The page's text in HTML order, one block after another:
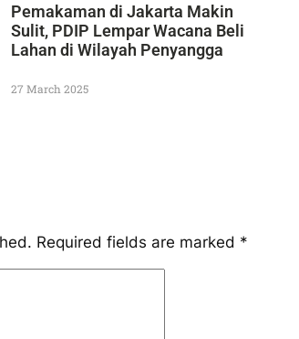
Pemakaman di Jakarta Makin
Sulit, PDIP Lempar Wacana Beli
Lahan di Wilayah Penyangga
27 March 2025
Required fields are marked *